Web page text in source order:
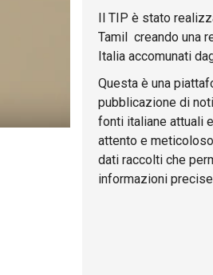
Il TIP è stato
Tamil creando una
Italia accomunati
Questa è una
pubblicazione di
fonti italiane attuali
attento e
dati raccolti che
informazioni